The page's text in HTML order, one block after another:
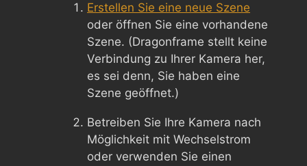
Erstellen Sie eine neue Szene
oder öffnen Sie eine vorhandene
Szene. (Dragonframe stellt keine
Verbindung zu Ihrer Kamera her,
es sei denn, Sie haben eine
Szene geöffnet.)
Betreiben Sie Ihre Kamera nach
Möglichkeit mit Wechselstrom
oder verwenden Sie einen